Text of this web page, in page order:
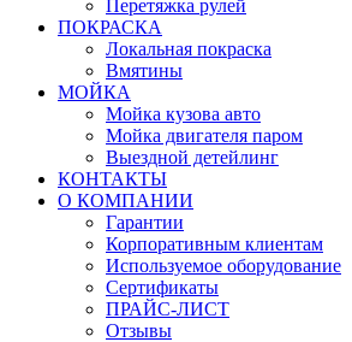
Перетяжка рулей
ПОКРАСКА
Локальная покраска
Вмятины
МОЙКА
Мойка кузова авто
Мойка двигателя паром
Выездной детейлинг
КОНТАКТЫ
О КОМПАНИИ
Гарантии
Корпоративным клиентам
Используемое оборудование
Сертификаты
ПРАЙС-ЛИСТ
Отзывы